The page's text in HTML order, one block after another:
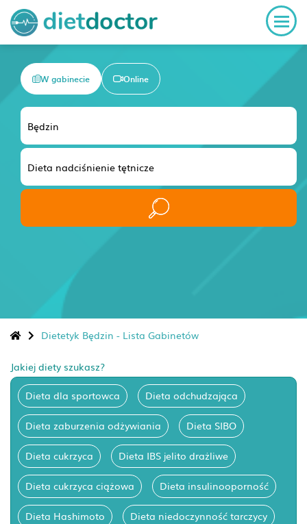
W gabinecie Online
Dietetyk Będzin - Lista Gabinetów
Jakiej diety szukasz?
Dieta dla sportowca Dieta odchudzająca
Dieta zaburzenia odżywiania Dieta SIBO
Dieta cukrzyca Dieta IBS jelito drażliwe
Dieta cukrzyca ciążowa Dieta insulinooporność
Dieta Hashimoto Dieta niedoczynność tarczycy